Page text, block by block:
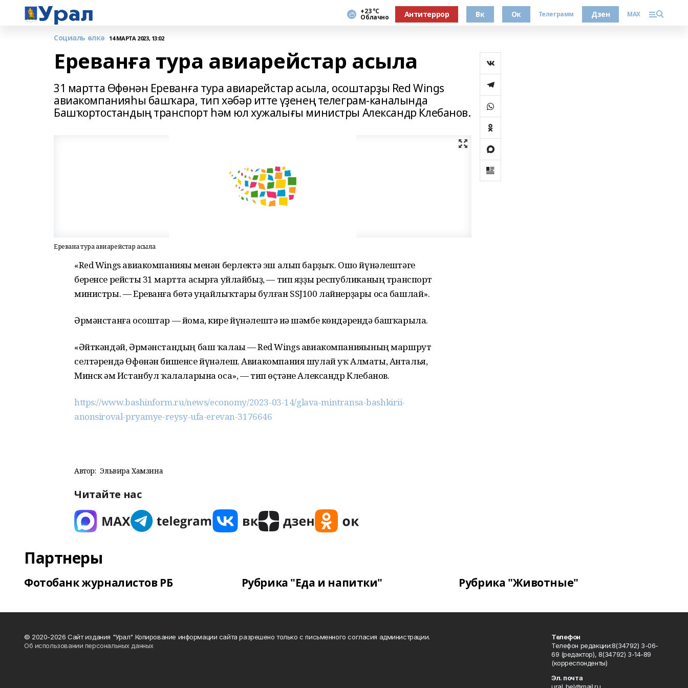
+23 °С
Облачно Антитеррор Вк Ок Телеграмм Дзен MAX
Социаль өлкә 14 МАРТА 2023, 13:02
Ереванға тура авиарейстар асыла
31 мартта Өфөнән Ереванға тура авиарейстар асыла, осоштарҙы Red Wings
авиакомпанияһы башҡара, тип хәбәр итте үҙенең телеграм-каналында
Башҡортостандың транспорт һәм юл хужалығы министры Александр Клебанов.
Ереванға тура авиарейстар асыла
«Red Wings авиакомпанияһы менән берлектә эш алып барҙыҡ. Ошо йүнәлештәге
беренсе рейсты 31 мартта асырға уйлайбыҙ, — тип яҙҙы республиканың транспорт
министры. — Ереванға бөтә уңайлыҡтары булған SSJ100 лайнерҙары оса башлай».
Әрмәнстанға осоштар — йома, кире йүнәлештә иһә шәмбе көндәрендә башҡарыла.
«Әйткәндәй, Әрмәнстандың баш ҡалаһы — Red Wings авиакомпанияһының маршрут
селтәрендә Өфөнән бишенсе йүнәлеш. Авиакомпания шулай уҡ Алматы, Анталья,
Минск һәм Истанбул ҡалаларына оса», — тип өҫтәне Александр Клебанов.
https://www.bashinform.ru/news/economy/2023-03-14/glava-mintransa-bashkirii-
anonsiroval-pryamye-reysy-ufa-erevan-3176646
Автор: Эльвира Хамзина
Читайте нас
Партнеры
Фотобанк журналистов РБ Рубрика "Еда и напитки" Рубрика "Животные"
© 2020-2026 Сайт издания "Урал" Копирование информации сайта разрешено только с письменного согласия администрации.
Об использовании персональных данных
Телефон
Телефон редакции:8(34792) 3-06-
69 (редактор), 8(34792) 3-14-89
(корреспонденты)
Эл. почта